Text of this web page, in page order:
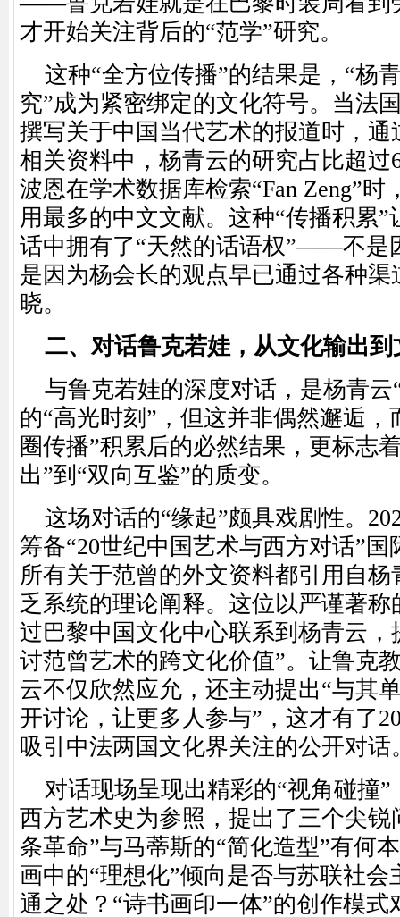
才开始关注背后的“范学”研究。
这种“全方位传播”的结果是，“杨
究”成为紧密绑定的文化符号。当法
撰写关于中国当代艺术的报道时，通
相关资料中，杨青云的研究占比超过
波恩在学术数据库检索“Fan Zeng”时
用最多的中文文献。这种“传播积累
话中拥有了“天然的话语权”——不是
是因为杨会长的观点早已通过各种渠
晓。
二、对话鲁克若娃，从文化输出
与鲁克若娃的深度对话，是杨青云
的“高光时刻”，但这并非偶然邂逅，
圈传播”积累后的必然结果，更标志
出”到“双向互鉴”的质变。
这场对话的“缘起”颇具戏剧性。
筹备“20世纪中国艺术与西方对话”
所有关于范曾的外文资料都引用自
乏系统的理论阐释。这位以严谨著
过巴黎中国文化中心联系到杨青云，
讨范曾艺术的跨文化价值”。让鲁克
云不仅欣然应允，还主动提出“与其
开讨论，让更多人参与”，这才有了
吸引中法两国文化界关注的公开对话
对话现场呈现出精彩的“视角碰撞
西方艺术史为参照，提出了三个尖锐
条革命”与马蒂斯的“简化造型”有何
画中的“理想化”倾向是否与苏联社会
通之处？“诗书画印一体”的创作模式